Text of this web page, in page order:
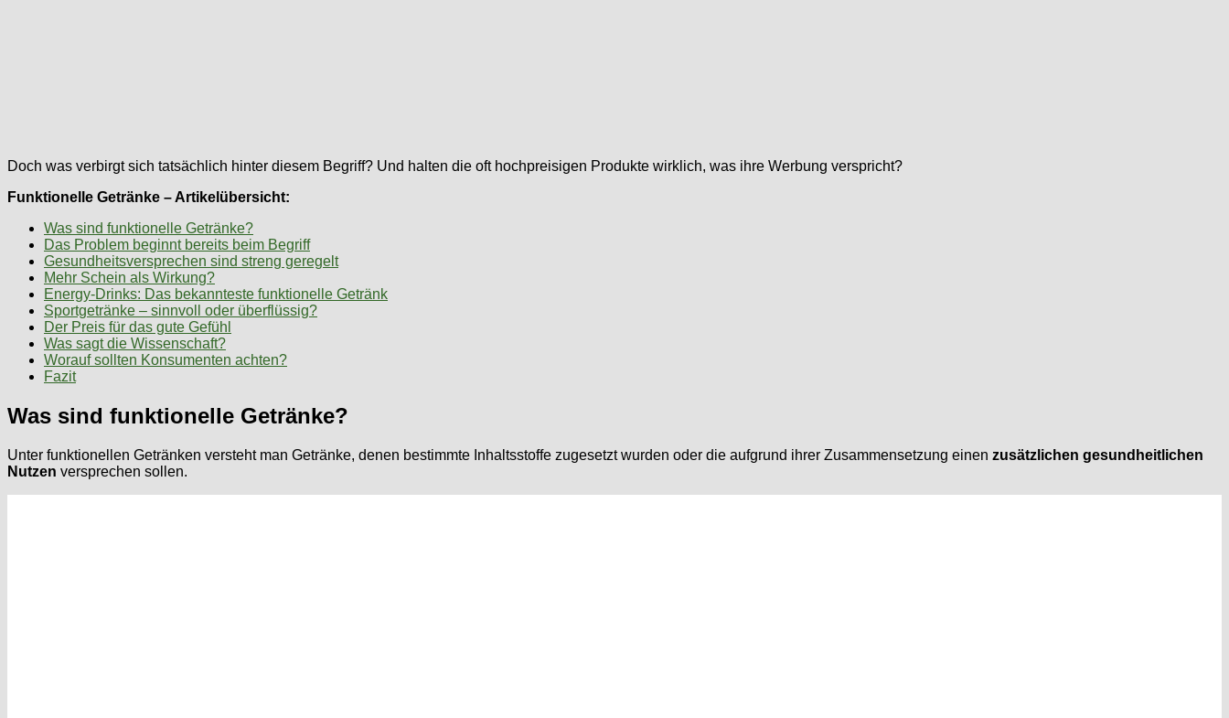
Doch was verbirgt sich tatsächlich hinter diesem Begriff? Und halten die oft hochpreisigen Produkte wirklich, was ihre Werbung verspricht?
Funktionelle Getränke – Artikelübersicht:
Was sind funktionelle Getränke?
Das Problem beginnt bereits beim Begriff
Gesundheitsversprechen sind streng geregelt
Mehr Schein als Wirkung?
Energy-Drinks: Das bekannteste funktionelle Getränk
Sportgetränke – sinnvoll oder überflüssig?
Der Preis für das gute Gefühl
Was sagt die Wissenschaft?
Worauf sollten Konsumenten achten?
Fazit
Was sind funktionelle Getränke?
Unter funktionellen Getränken versteht man Getränke, denen bestimmte Inhaltsstoffe zugesetzt wurden oder die aufgrund ihrer Zusammensetzung einen zusätzlichen gesundheitlichen
Nutzen versprechen sollen.